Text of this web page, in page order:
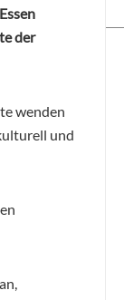
der
wenden
und